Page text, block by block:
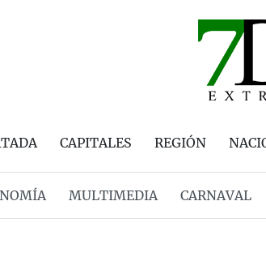
CAPITALES REGIÓN
MULTIMEDIA CARNAVAL